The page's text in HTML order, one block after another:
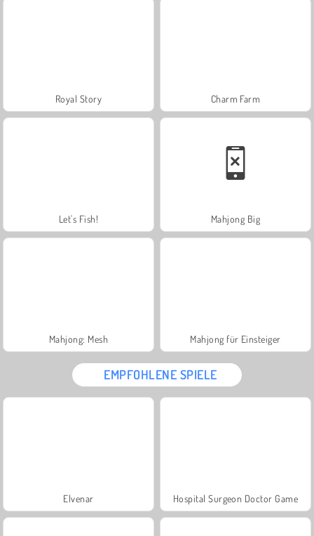
Royal Story Charm Farm
Let's Fish! Mahjong Big
Mahjong: Mesh Mahjong für Einsteiger
EMPFOHLENE SPIELE
Elvenar Hospital Surgeon Doctor Game